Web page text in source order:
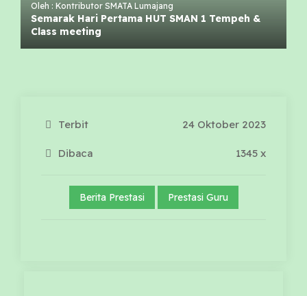
Oleh : Kontributor SMATA Lumajang
Semarak Hari Pertama HUT SMAN 1 Tempeh &
Class meeting
Terbit 24 Oktober 2023
Dibaca 1345 x
Berita Prestasi Prestasi Guru